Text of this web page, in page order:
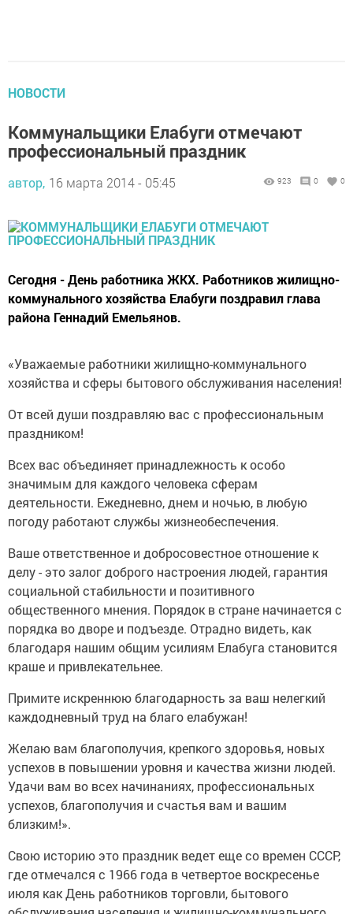
НОВОСТИ
Коммунальщики Елабуги отмечают
профессиональный праздник
автор, 16 марта 2014 - 05:45 923 0 0
Сегодня - День работника ЖКХ. Работников жилищно-
коммунального хозяйства Елабуги поздравил глава
района Геннадий Емельянов.
«Уважаемые работники жилищно-коммунального
хозяйства и сферы бытового обслуживания населения!
От всей души поздравляю вас с профессиональным
праздником!
Всех вас объединяет принадлежность к особо
значимым для каждого человека сферам
деятельности. Ежедневно, днем и ночью, в любую
погоду работают службы жизнеобеспечения.
Ваше ответственное и добросовестное отношение к
делу - это залог доброго настроения людей, гарантия
социальной стабильности и позитивного
общественного мнения. Порядок в стране начинается с
порядка во дворе и подъезде. Отрадно видеть, как
благодаря нашим общим усилиям Елабуга становится
краше и привлекательнее.
Примите искреннюю благодарность за ваш нелегкий
каждодневный труд на благо елабужан!
Желаю вам благополучия, крепкого здоровья, новых
успехов в повышении уровня и качества жизни людей.
Удачи вам во всех начинаниях, профессиональных
успехов, благополучия и счастья вам и вашим
близким!».
Свою историю это праздник ведет еще со времен СССР,
где отмечался с 1966 года в четвертое воскресенье
июля как День работников торговли, бытового